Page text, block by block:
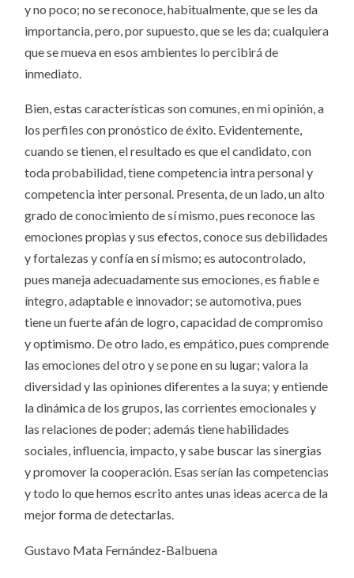
y no poco; no se reconoce, habitualmente, que se les da
importancia, pero, por supuesto, que se les da; cualquiera
que se mueva en esos ambientes lo percibirá de
inmediato.
Bien, estas características son comunes, en mi opinión, a
los perfiles con pronóstico de éxito. Evidentemente,
cuando se tienen, el resultado es que el candidato, con
toda probabilidad, tiene competencia intra personal y
competencia inter personal. Presenta, de un lado, un alto
grado de conocimiento de sí mismo, pues reconoce las
emociones propias y sus efectos, conoce sus debilidades
y fortalezas y confía en sí mismo; es autocontrolado,
pues maneja adecuadamente sus emociones, es fiable e
íntegro, adaptable e innovador; se automotiva, pues
tiene un fuerte afán de logro, capacidad de compromiso
y optimismo. De otro lado, es empático, pues comprende
las emociones del otro y se pone en su lugar; valora la
diversidad y las opiniones diferentes a la suya; y entiende
la dinámica de los grupos, las corrientes emocionales y
las relaciones de poder; además tiene habilidades
sociales, influencia, impacto, y sabe buscar las sinergias
y promover la cooperación. Esas serían las competencias
y todo lo que hemos escrito antes unas ideas acerca de la
mejor forma de detectarlas.
Gustavo Mata Fernández-Balbuena